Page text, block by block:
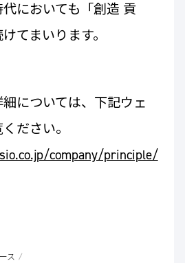
においても「創造 貢
てまいります。
については、下記ウェ
ださい。
company/principle/
ス